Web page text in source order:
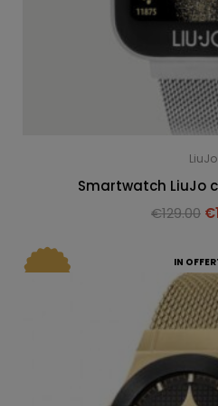
LiuJo
Smartwatch LiuJo
€129.00 €
IN